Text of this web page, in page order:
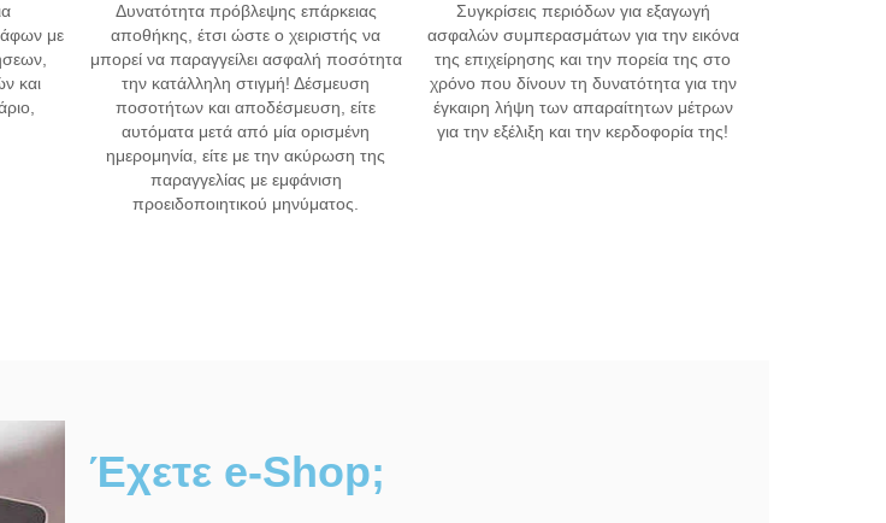
με
και
Δυνατότητα πρόβλεψης επάρκειας
αποθήκης, έτσι ώστε ο χειριστής να
μπορεί να παραγγείλει ασφαλή ποσότητα
την κατάλληλη στιγμή! Δέσμευση
ποσοτήτων και αποδέσμευση, είτε
αυτόματα μετά από μία ορισμένη
ημερομηνία, είτε με την ακύρωση της
παραγγελίας με εμφάνιση
προειδοποιητικού μηνύματος.
Συγκρίσεις περιόδων για εξαγωγή
ασφαλών συμπερασμάτων για την εικόνα
της επιχείρησης και την πορεία της στο
χρόνο που δίνουν τη δυνατότητα για την
έγκαιρη λήψη των απαραίτητων μέτρων
για την εξέλιξη και την κερδοφορία της!
Έχετε e-Shop;